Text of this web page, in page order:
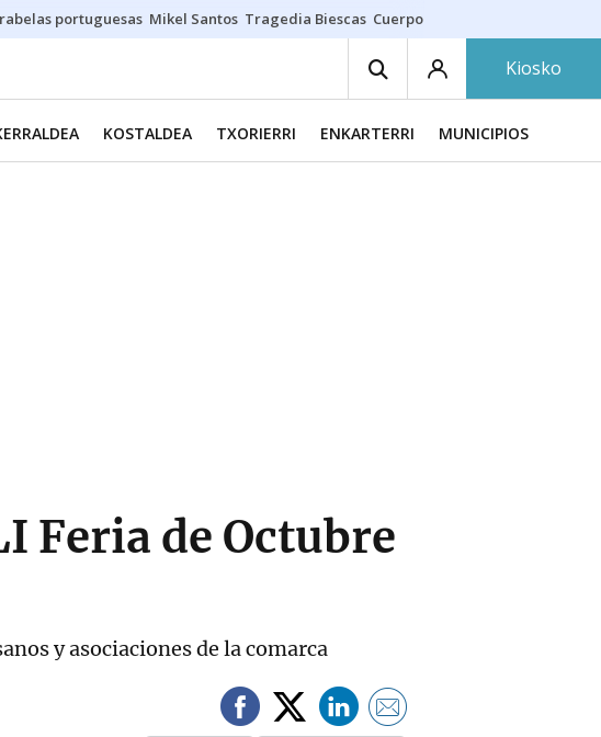
portuguesas Mikel Santos Tragedia Biescas Cuerpo ría
Kiosko
KOSTALDEA TXORIERRI ENKARTERRI MUNICIPIOS
Feria de Octubre
y asociaciones de la comarca